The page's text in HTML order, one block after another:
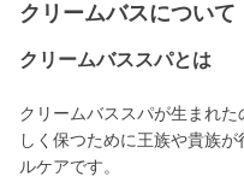
クリームバスについて
クリームバススパとは
クリームバススパが生まれ
しく保つために王族や貴族
ルケアです。